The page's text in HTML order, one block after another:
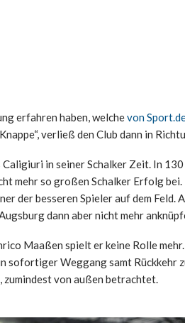
erfahren haben, welchevon
verließ den Club dann in
in seiner Schalker Zeit. In
mehr so großen Schalker Erfolg
der besseren Spieler auf dem Feld.
dann aber nicht mehr
Maaßen spielt er keine Rolle
sofortiger Weggang samt Rückkehr
von außen betrachtet.